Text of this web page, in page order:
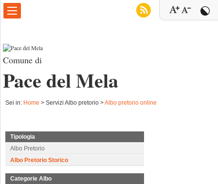
Comune di
Pace del Mela
Sei in: Home > Servizi Albo pretorio >Albo pretorio online
Tipologia
Albo Pretorio
Albo Pretorio Storico
Categorie Albo